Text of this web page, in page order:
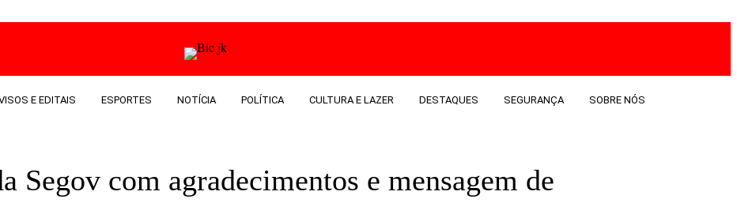
E EDITAIS ESPORTES NOTÍCIA POLÍTICA CULTURA E LAZER DESTAQUES SEGURANÇA SOBRE NÓS
Segov com agradecimentos e mensagem de